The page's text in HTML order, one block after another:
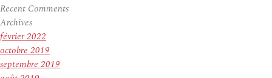
Recent Comments
Archives
février 2022
octobre 2019
septembre 2019